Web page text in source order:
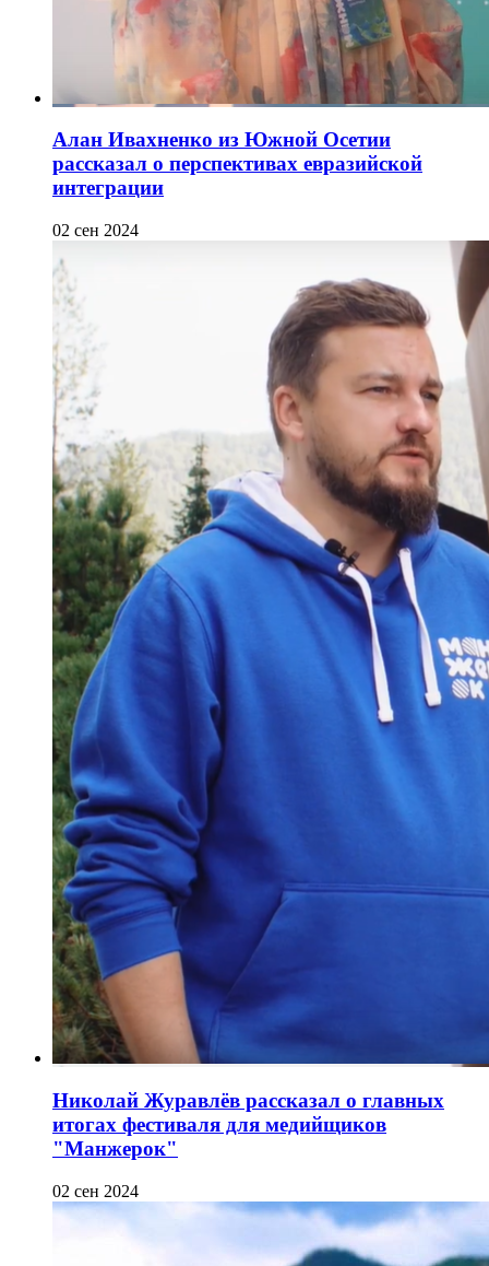
Алан Ивахненко из Южной Осетии
рассказал о перспективах евразийской
интеграции
02 сен 2024
Николай Журавлёв рассказал о главных
итогах фестиваля для медийщиков
"Манжерок"
02 сен 2024